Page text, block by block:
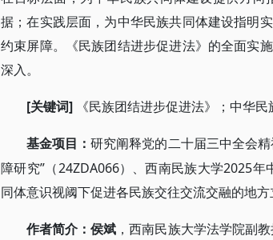
据；在实践层面，为中华民族共同体建设指明
约束屏障。《民族团结进步促进法》的全面实
深入。
[关键词] 《民族团结进步促进法》；中华
基金项目：研究阐释党的二十届三中全会
障研究”（24ZDA066）、西南民族大学2025
同体意识视阈下促进各民族交往交流交融的地方
作者简介：侯斌 ，西南民族大学法学院副